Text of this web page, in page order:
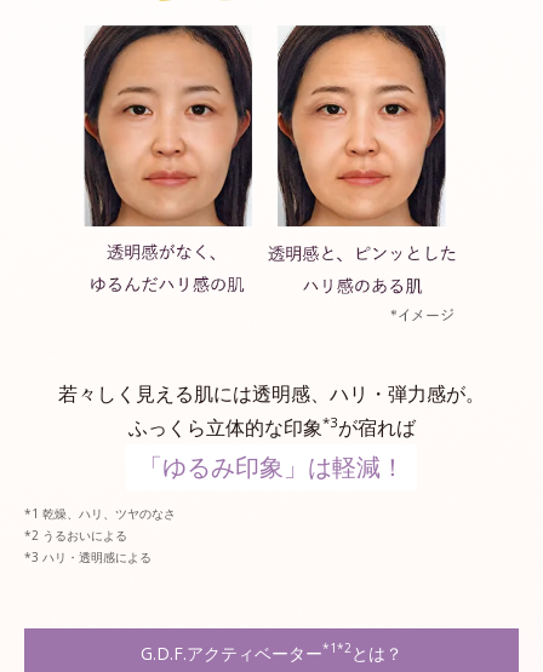
若々しく見える肌には透明感、ハリ・弾力感が。
ふっくら立体的な印象*3が宿れば
「ゆるみ印象」は軽減！
乾燥、ハリ、ツヤのなさ
うるおいによる
ハリ・透明感による
G.D.F.アクティベーター*1*2 とは？